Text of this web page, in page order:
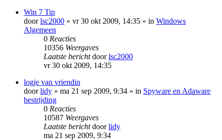
Win 7 Tip
doorlsc2000 » vr 30 okt 2009, 14:35 » in Windows
Algemeen
0 Reacties
10356 Weergaves
Laatste berichtdoorlsc2000
vr 30 okt 2009, 14:35
logje van vriendin
doorlidy » ma 21 sep 2009, 9:34 » in Spyware en Adaware
bestrijding
0 Reacties
10587 Weergaves
Laatste berichtdoorlidy
ma 21 sep 2009, 9:34